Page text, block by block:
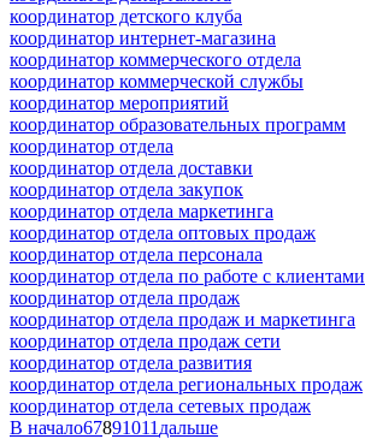
координатор детского клуба
координатор интернет-магазина
координатор коммерческого отдела
координатор коммерческой службы
координатор мероприятий
координатор образовательных программ
координатор отдела
координатор отдела доставки
координатор отдела закупок
координатор отдела маркетинга
координатор отдела оптовых продаж
координатор отдела персонала
координатор отдела по работе с клиентами
координатор отдела продаж
координатор отдела продаж и маркетинга
координатор отдела продаж сети
координатор отдела развития
координатор отдела региональных продаж
координатор отдела сетевых продаж
В начало67891011 дальше